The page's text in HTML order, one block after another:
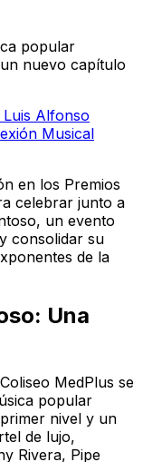
popular
nuevo capítulo
Alfonso
Musical
en los Premios
celebrar junto a
un evento
consolidar su
de la
Una
MedPlus se
popular
nivel y un
de lujo,
Rivera, Pipe